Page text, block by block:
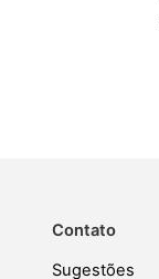
Contato
Sugestões